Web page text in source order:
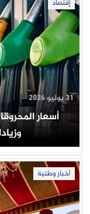
إقتصاد
أسعار
31 يوليو 2026
أخبار وطنية